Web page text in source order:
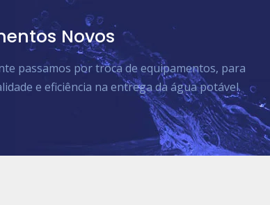
Novos
passamos por troca de equipamentos, para
e eficiência na entrega da água potável.